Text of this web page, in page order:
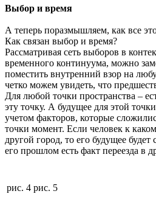
Выбор и время
А теперь поразмышляем, как все
Как связан выбор и время?
Рассматривая сеть выборов в
временного континуума, можно
поместить внутренний взор на
четко можем увидеть, что
Для любой точки пространства –
эту точку. А будущее для этой
учетом факторов, которые
точки момент. Если человек к
другой город, то его будущее
его прошлом есть факт переезда в
рис. 4 рис. 5